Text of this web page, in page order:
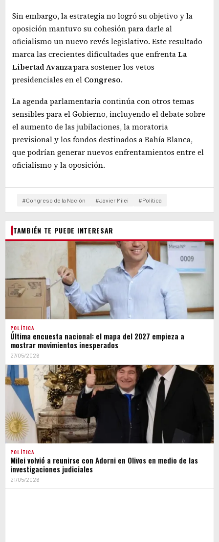
Sin embargo, la estrategia no logró su objetivo y la
oposición mantuvo su cohesión para darle al
oficialismo un nuevo revés legislativo. Este resultado
marca las crecientes dificultades que enfrentaLa
Libertad Avanzapara sostener los vetos
presidenciales en el Congreso.
La agenda parlamentaria continúa con otros temas
sensibles para el Gobierno, incluyendo el debate sobre
el aumento de las jubilaciones, la moratoria
previsional y los fondos destinados a Bahía Blanca,
que podrían generar nuevos enfrentamientos entre el
oficialismo y la oposición.
#Congreso de la Nación #Javier Milei #Política
TAMBIÉN TE PUEDE INTERESAR
POLÍTICA
Última encuesta nacional: el mapa del 2027 empieza a
mostrar movimientos inesperados
27/05/2026
POLÍTICA
Milei volvió a reunirse con Adorni en Olivos en medio de las
investigaciones judiciales
21/05/2026